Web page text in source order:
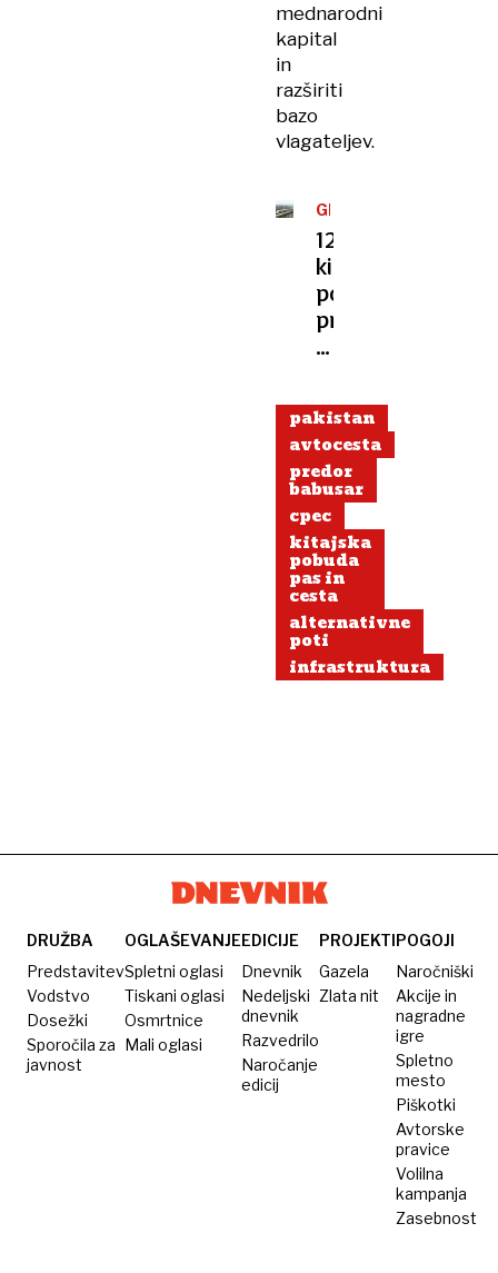
mednarodni
kapital
in
razširiti
bazo
vlagateljev.
GRADBENI
PODVIG
120-
kilometrski
podvodni
predor
bo
dve
metropoli,
vožnja
bo
trajala
le
40
minut
pakistan
avtocesta
predor
babusar
cpec
kitajska
pobuda
pas in
cesta
alternativne
poti
infrastruktura
DRUŽBA
Predstavitev
Vodstvo
Dosežki
Sporočila za
javnost
OGLAŠEVANJE
Spletni oglasi
Tiskani oglasi
Osmrtnice
Mali oglasi
EDICIJE
Dnevnik
Nedeljski
dnevnik
Razvedrilo
Naročanje
edicij
PROJEKTI
Gazela
Zlata nit
POGOJI
Naročniški
Akcije in
nagradne
igre
Spletno
mesto
Piškotki
Avtorske
pravice
Volilna
kampanja
Zasebnost